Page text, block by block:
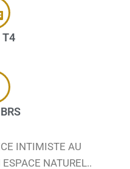
T4
INTIMISTE AU
NATUREL..